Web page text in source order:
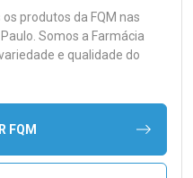
produtos da FQM nas
Somos a Farmácia
e qualidade do
FQM